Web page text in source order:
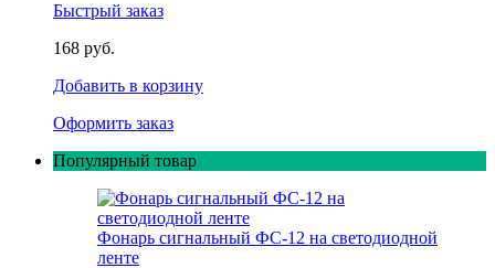
Быстрый заказ
168 руб.
Добавить в корзину
Оформить заказ
Популярный товар
Фонарь сигнальный ФС-12 на светодиодной
ленте